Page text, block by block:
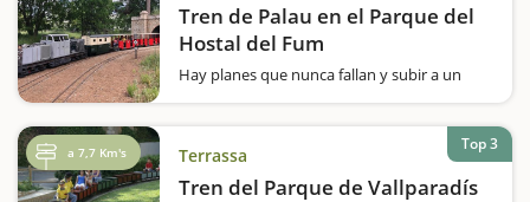
Tren de Palau en el Parque del
Hostal del Fum
Hay planes que nunca fallan y subir a un
encontraremos el Tren de Palau, donde la
Asociación Cultural de Amigos del Ferrocarril
de Palau-Solità y Plegamans…
a 7,7 Km's Terrassa
Tren del Parque de Vallparadís
Top 3